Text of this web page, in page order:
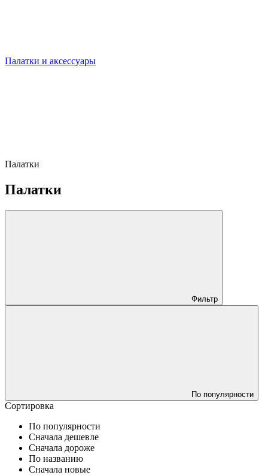
Палатки и аксессуары
Палатки
Палатки
Фильтр
По популярности
Сортировка
По популярности
Сначала дешевле
Сначала дороже
По названию
Сначала новые